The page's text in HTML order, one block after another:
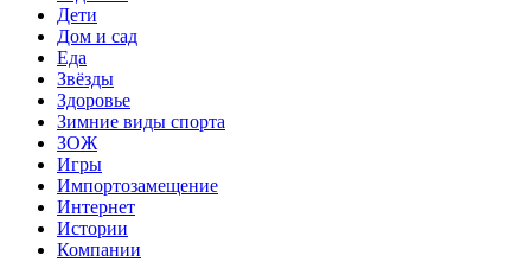
Дети
Дом и сад
Еда
Звёзды
Здоровье
Зимние виды спорта
ЗОЖ
Игры
Импортозамещение
Интернет
Истории
Компании